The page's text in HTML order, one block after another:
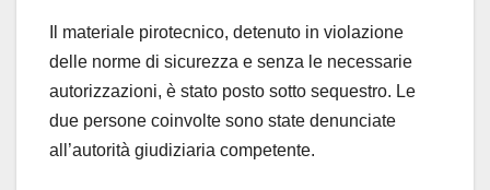
Il materiale pirotecnico, detenuto in violazione
delle norme di sicurezza e senza le necessarie
autorizzazioni, è stato posto sotto sequestro. Le
due persone coinvolte sono state denunciate
all’autorità giudiziaria competente.